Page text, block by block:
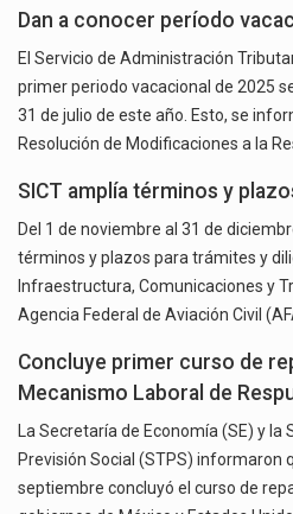
Dan a conocer período
El Servicio de Administración
primer periodo vacacional de 2025
31 de julio de este año. Esto, se
Resolución de Modificaciones a la
SICT amplía términos y
Del 1 de noviembre al 31 de
términos y plazos para trámites y
Infraestructura, Comunicaciones y
Agencia Federal de Aviación Civil
Concluye primer curso de
Mecanismo Laboral de
La Secretaría de Economía (SE) y
Previsión Social (STPS) informaron
septiembre concluyó el curso de